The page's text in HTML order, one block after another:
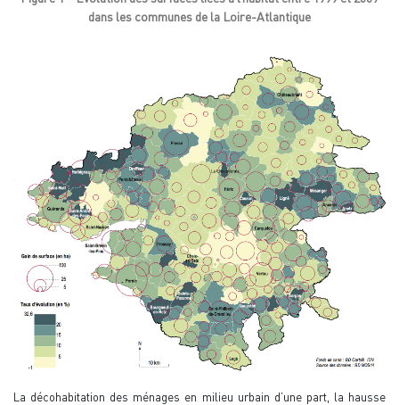
dans les communes de la Loire-Atlantique
La décohabitation des ménages en milieu urbain d’une part, la hausse